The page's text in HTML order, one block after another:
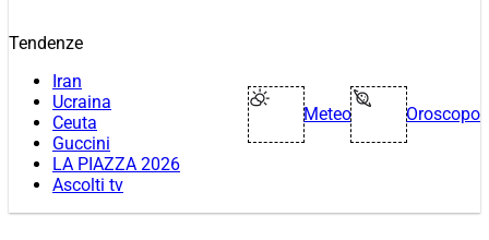
Tendenze
Iran
Ucraina
Ceuta
Guccini
LA PIAZZA 2026
Ascolti tv
Meteo Oroscopo